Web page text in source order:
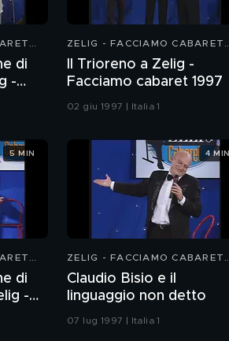
di
-
ZELIG - FACCIAMO CABARET
Il Trioreno a Zelig -
Facciamo cabaret 1997
02 giu 1997 | Italia 1
di
-
5 MIN
ZELIG - FACCIAMO CABARET
Claudio Bisio e il
linguaggio non detto
07 lug 1997 | Italia 1
4 MIN